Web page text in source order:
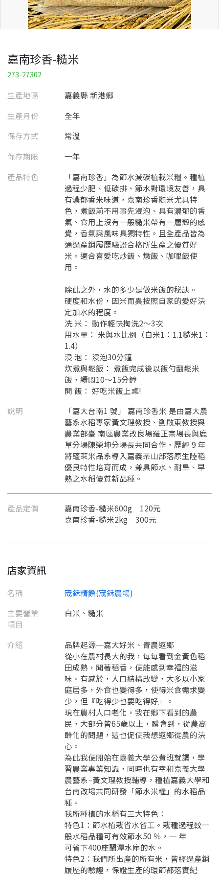
嘉南珍香-糙米
273-27302
生產地區
嘉義縣 新港鄉
生產月份
全年
保存方式
常溫
保存期限
一年
產品特色
「嘉南珍香」為節水減碳植栽米糧。種植
過程少肥、低碳排、節水對環境友善，具
有濃郁香米味道，嘉南珍香糙米尤具特
色，煮飯前不用事先浸泡、具有濃郁的香
氣、食用上沒有一般糙米帶有一層殼的感
覺，香氣與風味具獨特性。且全產品皆為
通過產銷履歷驗證合格所生產之優質好
米。適合喜愛吃炒飯、燉飯、咖哩飯使
用。
除此之外，水的多少是做米飯的秘訣。
硬度和水份，因米而異按照自家的愛好決
定加水的程度。
洗 米： 動作輕快掏洗2～3次
用水量： 米與水比例（白米1：1.1糙米1：
1.4）
浸 泡： 浸泡30分鐘
炊煮與鬆飯： 煮飯完成後以飯勺翻鬆米
飯，續悶10～15分鐘
開 飯： 好吃米飯上桌!
說明
「嘉大台南1 號」 嘉南珍香米 是由嘉大農
藝系水稻專家黃文理教授、劉啟東教授與
農業部臺 南區農業改良場羅正宗場長與鹿
草分場陳榮坤分場長共同合作，歷經 9 年
將蓬萊米品系導入嘉義茶山部落原生陸稻
優良特性培育而成，兼具節水、耐旱、早
熟之水稻優質新品種。
產品定價
嘉南珍香-糙米600g 120元
嘉南珍香-糙米2kg 300元
店家資訊
名稱
宬鉌精饌(宬鉌農場)
主要營業
項目
白米、糙米
介紹
品牌起源─嘉大好米、青農返鄉
從小在農村長大的我，每每看到金黃色稻
田成熟，聞著稻香，便能感到幸福的滋
味。有感於，人口結構改變，大多以小家
庭居多，外食也變得多，使得米食需求變
少，但『吃得少也要吃得好』。
現在農村人口老化，我在鄉下看到的農
民，大部分皆65歲以上，體會到，從農高
齡化的問題，這也促使我想返鄉從農的決
心。
為此我便開始在嘉義大學公費班就讀，學
習農業專業知識，同時也有幸和嘉義大學
農藝系–黃文理教授輔導，種植嘉義大學和
台南改場共同研發「節水米糧」的水稻品
種。
我所種植的水稻有三大特色：
特色1：節水植栽省水省工。栽種過程較一
般水稻品種可有效節水50 ％，一 年
可省下400座蘭潭水庫的水。
特色2：我們所出產的所有米，皆經過產銷
履歷的驗證，保證生產的環節都落實紀
要註冊嗎？
嗨~這個 LINE 帳號還沒有註冊過，
只要驗證手機號碼就能完成註冊。
您要繼續嗎？
返回 繼續註冊
請加入LINE好友
請掃描或點擊 QR code
加入「嘉義優鮮」LINE 好友，
才能繼續註冊喔。
返回 繼續註冊
註冊完成
註冊完成了！
開始填寫申請資料吧~
填寫申請資料
返回首頁
訊息
確認
要申請新產品嗎？
您的申請資料正在等候審查中，
要申請新產品嗎？
查看申請進度 申請新產品
想知道怎麼做更容易通過審核嗎？
看看申請教學吧！
如果你已經準備好了，
點擊「直接申請」按鈕開始填寫申請表。
直接申請
返回首頁